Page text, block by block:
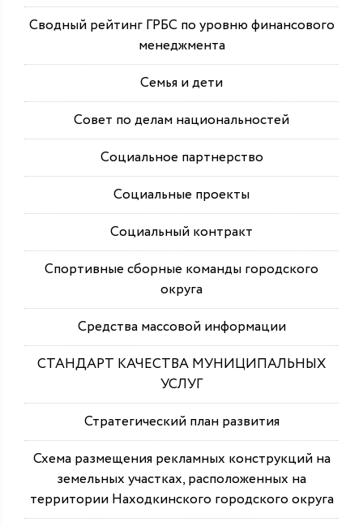
Сводный рейтинг ГРБС по уровню финансового
менеджмента
Семья и дети
Совет по делам национальностей
Социальное партнерство
Социальные проекты
Социальный контракт
Спортивные сборные команды городского
округа
Средства массовой информации
СТАНДАРТ КАЧЕСТВА МУНИЦИПАЛЬНЫХ
УСЛУГ
Стратегический план развития
Схема размещения рекламных конструкций на
земельных участках, расположенных на
территории Находкинского городского округа